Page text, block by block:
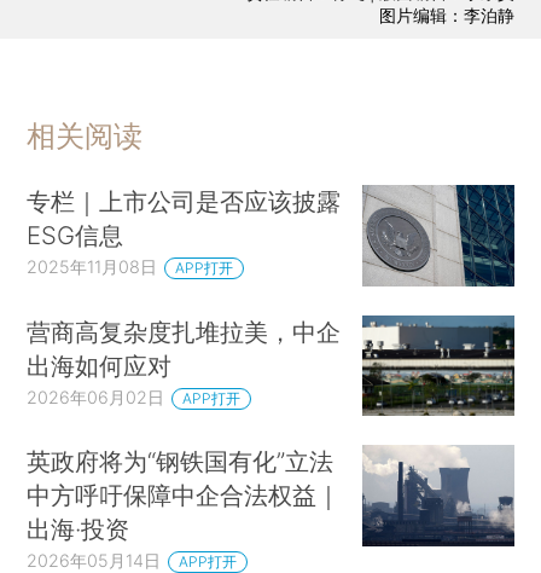
图片编辑：李泊静
相关阅读
专栏｜上市公司是否应该披露
ESG信息
2025年11月08日 APP打开
营商高复杂度扎堆拉美，中企
出海如何应对
2026年06月02日 APP打开
英政府将为“钢铁国有化”立法
中方呼吁保障中企合法权益｜
出海·投资
2026年05月14日 APP打开